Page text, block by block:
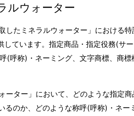
ルウォーター
したミネラルウォーター」における特
ています。指定商品・指定役務(サ
(呼称)・ネーミング、文字商標、商標
ーター」において、どのような指定商
るのか、どのような称呼(呼称)・ネー